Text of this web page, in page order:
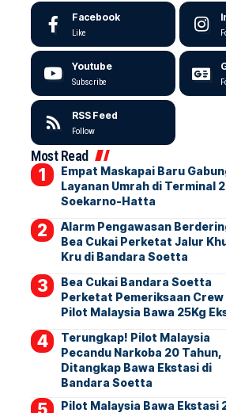
Facebook
Like
Youtube
Subscribe
RSS Feed
Follow
Most Read
Empat Maskapai Baru
Layanan Umrah di Terminal
Soekarno-Hatta
Alarm Pengawasan
Bea Cukai Perketat Jalur
Kru di Bandara Soetta
Bea Cukai Bandara Soetta
Perketat Pemeriksaan Crew
Pilot Malaysia Bawa 25Kg
Terungkap! Pilot Malaysia
Pecandu Narkoba 20 Tahun,
Ditangkap Bawa Ekstasi di
Bandara Soetta
Pilot Malaysia Bawa Ekstasi